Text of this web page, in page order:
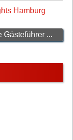
Hamburg
Gästeführer ...